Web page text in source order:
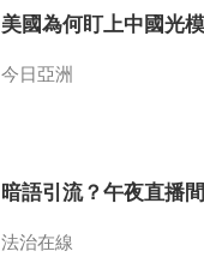
美國為何盯上中國光
今日亞洲
暗語引流？午夜直播
法治在線